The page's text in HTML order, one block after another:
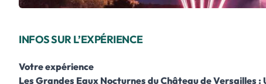
INFOS SUR L’EXPÉRIENCE
Votre expérience
Les Grandes Eaux Nocturnes du Château de Versailles